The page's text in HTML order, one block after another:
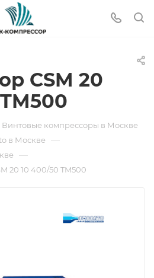
CSM 20
Винтовые компрессоры в Москве
в Москве —
—
20 10 400/50 TM500